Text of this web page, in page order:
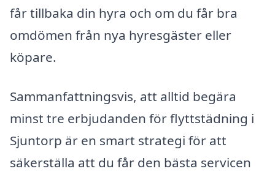
får tillbaka din hyra och om du får bra
omdömen från nya hyresgäster eller
köpare.
Sammanfattningsvis, att alltid begära
minst tre erbjudanden för flyttstädning i
Sjuntorp är en smart strategi för att
säkerställa att du får den bästa servicen